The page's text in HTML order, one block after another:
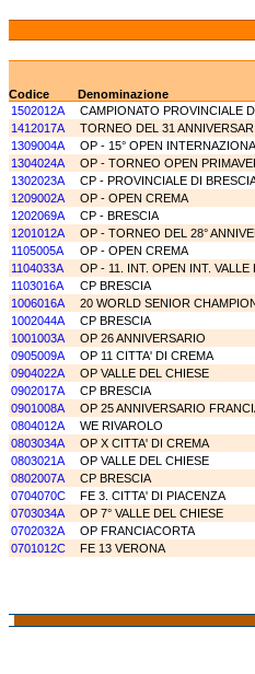
Codice
Denominazione
1502012A
CAMPIONATO PROVINCIALE
1412017A
TORNEO DEL 31
1309004A
OP - 15° OPEN
1304024A
OP - TORNEO OPEN
1302023A
CP - PROVINCIALE DI
1209002A
OP - OPEN CREMA
1202069A
CP - BRESCIA
1201012A
OP - TORNEO DEL 28°
1105005A
OP - OPEN CREMA
1104033A
OP - 11. INT. OPEN INT. VALLE
1103016A
CP BRESCIA
1006016A
20 WORLD SENIOR
1002044A
CP BRESCIA
1001003A
OP 26 ANNIVERSARIO
0905009A
OP 11 CITTA' DI CREMA
0904022A
OP VALLE DEL CHIESE
0902017A
CP BRESCIA
0901008A
OP 25 ANNIVERSARIO
0804012A
WE RIVAROLO
0803034A
OP X CITTA' DI CREMA
0803021A
OP VALLE DEL CHIESE
0802007A
CP BRESCIA
0704070C
FE 3. CITTA' DI PIACENZA
0703034A
OP 7° VALLE DEL CHIESE
0702032A
OP FRANCIACORTA
0701012C
FE 13 VERONA